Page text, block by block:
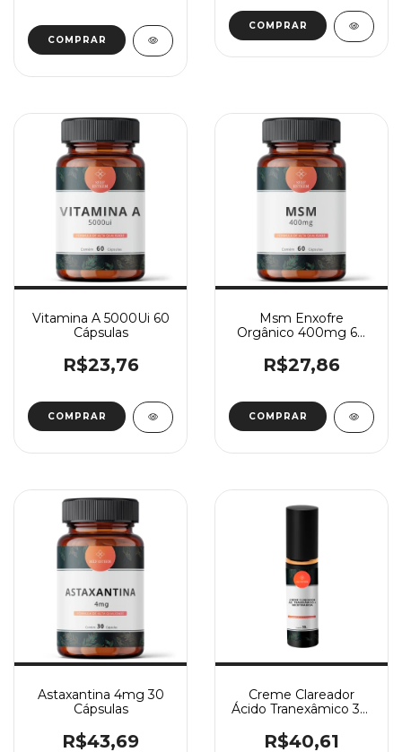
COMPRAR
Vitamina A 5000Ui 60
Cápsulas
R$23,76
Msm Enxofre
Orgânico 400mg 60
R$27,86
Astaxantina 4mg 30
Cápsulas
R$43,69
Creme Clareador
Ácido Tranexâmico 3%
30g
R$40,61